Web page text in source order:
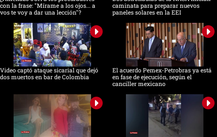
con la frase: "Mírame a los ojos... a
vos te voy a dar una lección"?
caminata para preparar nuevos
paneles solares en la EEI
Video captó ataque sicarial que dejó
dos muertos en bar de Colombia
El acuerdo Pemex-Petrobras ya está
en fase de ejecución, según el
canciller mexicano